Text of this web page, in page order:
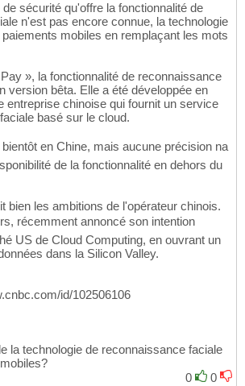
sécurité qu'offre la fonctionnalité de
n'est pas encore connue, la technologie
mobiles en remplaçant les mots
», la fonctionnalité de reconnaissance
version bêta. Elle a été développée en
entreprise chinoise qui fournit un service
basé sur le cloud.
en Chine, mais aucune précision na
de la fonctionnalité en dehors du
bien les ambitions de l'opérateur chinois.
récemment annoncé son intention
US de Cloud Computing, en ouvrant un
dans la Silicon Valley.
id/102506106
la technologie de reconnaissance faciale
0
0